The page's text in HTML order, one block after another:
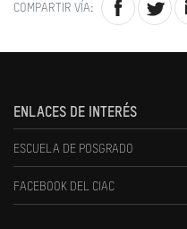
COMPARTIR VÍA:
ENLACES DE INTERÉS
ESCUELA DE POSGRADO
FACEBOOK DEL CIAC